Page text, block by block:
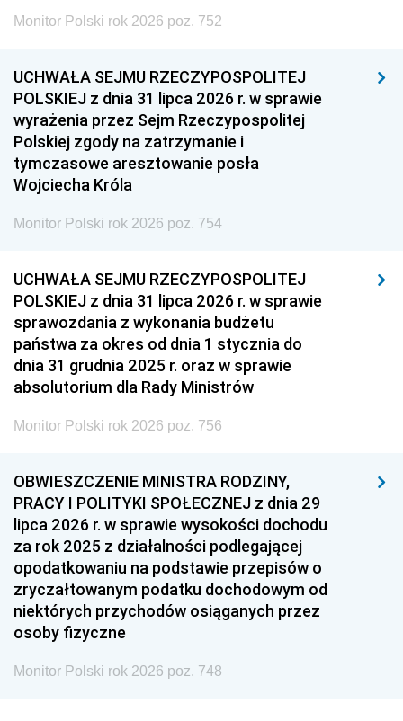
Monitor Polski rok 2026 poz. 752
UCHWAŁA SEJMU RZECZYPOSPOLITEJ
POLSKIEJ z dnia 31 lipca 2026 r. w sprawie
wyrażenia przez Sejm Rzeczypospolitej
Polskiej zgody na zatrzymanie i
tymczasowe aresztowanie posła
Wojciecha Króla
Monitor Polski rok 2026 poz. 754
UCHWAŁA SEJMU RZECZYPOSPOLITEJ
POLSKIEJ z dnia 31 lipca 2026 r. w sprawie
sprawozdania z wykonania budżetu
państwa za okres od dnia 1 stycznia do
dnia 31 grudnia 2025 r. oraz w sprawie
absolutorium dla Rady Ministrów
Monitor Polski rok 2026 poz. 756
OBWIESZCZENIE MINISTRA RODZINY,
PRACY I POLITYKI SPOŁECZNEJ z dnia 29
lipca 2026 r. w sprawie wysokości dochodu
za rok 2025 z działalności podlegającej
opodatkowaniu na podstawie przepisów o
zryczałtowanym podatku dochodowym od
niektórych przychodów osiąganych przez
osoby fizyczne
Monitor Polski rok 2026 poz. 748